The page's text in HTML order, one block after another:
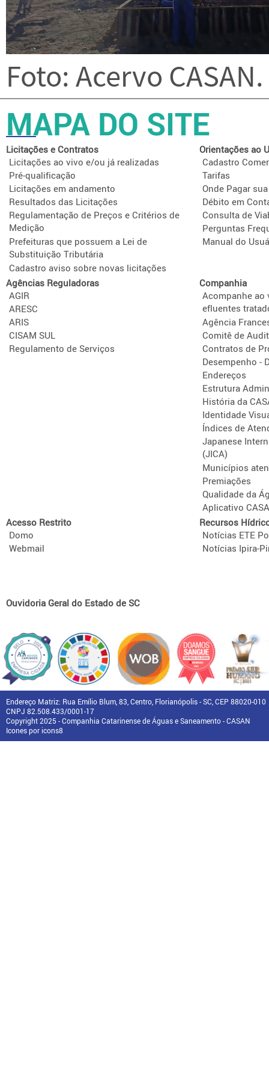
Foto: Acervo CASAN.
MAPA DO SITE
Licitações e Contratos
Licitações ao vivo e/ou já realizadas
Pré-qualificação
Licitações em andamento
Resultados das Licitações
Regulamentação de Preços e Critérios de
Medição
Prefeituras que possuem a Lei de
Substituição Tributária
Cadastro aviso sobre novas licitações
Orientações ao
Cadastro
Tarifas
Onde Pagar
Débito em
Consulta de
Perguntas
Manual do
Agências Reguladoras
AGIR
ARESC
ARIS
CISAM SUL
Regulamento de Serviços
Companhia
Acompanhe ao
efluentes
Agência
Comitê de
Contratos de
Desempenho -
Endereços
Estrutura
História da
Identidade
Índices de
Japanese
(JICA)
Municípios
Premiações
Qualidade da
Aplicativo
Acesso Restrito
Domo
Webmail
Recursos
Notícias ETE
Notícias Ipira-
Ouvidoria Geral do Estado de SC
Endereço Matriz: Rua Emílio Blum, 83, Centro, Florianópolis - SC, CEP 88020-010
CNPJ 82.508.433/0001-17
Copyright 2025 - Companhia Catarinense de Águas e Saneamento - CASAN
Icones por icons8